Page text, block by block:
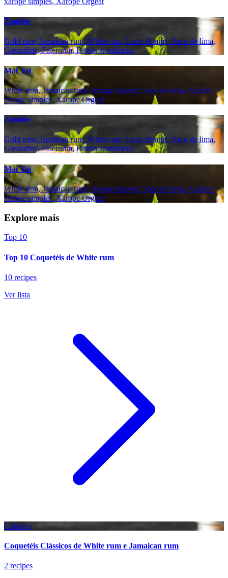
Zombie
Gold rum, Jamaican rum, White rum, Licor de anis, Suco de lima,
Grenadine, Falernum, Bitters aromáticos
Mai Tai
White rum, Jamaican rum, Orange liqueur, Suco de lima, Açúcar /
xarope simples, Xarope Orgeat
Zombie
Gold rum, Jamaican rum, White rum, Licor de anis, Suco de lima,
Grenadine, Falernum, Bitters aromáticos
Mai Tai
White rum, Jamaican rum, Orange liqueur, Suco de lima, Açúcar /
xarope simples, Xarope Orgeat
Explore mais
Top 10
Top 10 Coquetéis de White rum
10 recipes
Ver lista
Clássico
Coquetéis Clássicos de White rum e Jamaican rum
2 recipes